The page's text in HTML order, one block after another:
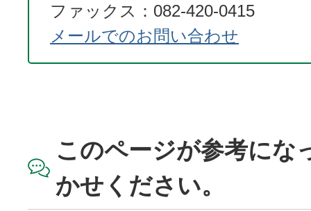
ファックス：082-420-0415
メールでのお問い合わせ
このページが参考にな
かせください。